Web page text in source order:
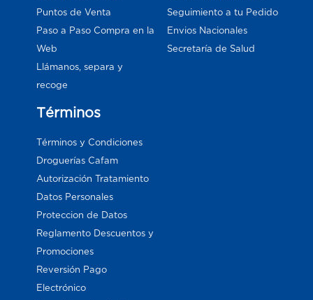
Puntos de Venta
Paso a Paso Compra en la
Web
Llámanos, separa y
recoge
Seguimiento a tu Pedido
Envios Nacionales
Secretaría de Salud
Términos
Términos y Condiciones
Droguerías Cafam
Autorización Tratamiento
Datos Personales
Proteccion de Datos
Reglamento Descuentos y
Promociones
Reversión Pago
Electrónico